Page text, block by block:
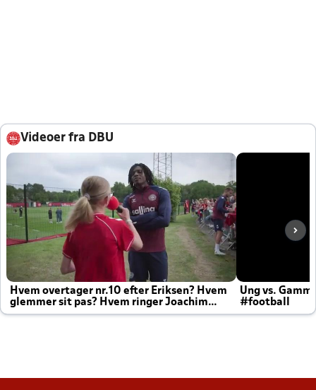
Videoer fra DBU
Hvem overtager nr.10 efter Eriksen? Hvem
glemmer sit pas? Hvem ringer Joachim
altid til efter kampe?
Ung vs.
#football